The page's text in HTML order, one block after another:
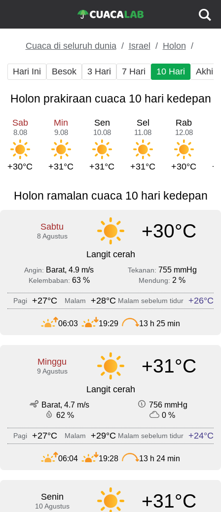
Cuaca di seluruh dunia Israel Holon
Hari Ini Besok 3 Hari 7 Hari 10 Hari Akhir
Holon prakiraan cuaca 10 hari kedepan
Sab
8.08
+30°C
Min
9.08
+31°C
Sen
10.08
+31°C
Sel
11.08
+31°C
Rab
12.08
+30°C
Holon ramalan cuaca 10 hari kedepan
Sabtu
8 Agustus +30°C
Langit cerah
Angin: Barat, 4.9 m/s Tekanan: 755 mmHg
Kelembaban: 63 % Mendung: 2 %
Pagi +27°C Malam +28°C Malam sebelum tidur +26°C
06:03 19:29 13 h 25 min
Minggu
9 Agustus +31°C
Langit cerah
Barat, 4.7 m/s
756 mmHg
62 %
0 %
Pagi +27°C Malam +29°C Malam sebelum tidur +24°C
06:04 19:28 13 h 24 min
Senin
10 Agustus +31°C